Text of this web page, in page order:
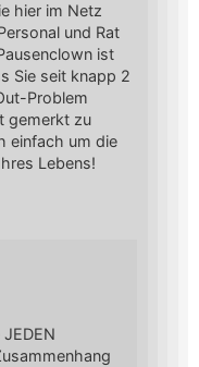
hier im Netz
und Rat
ist
Sie seit knapp 2
Problem
gemerkt zu
einfach um die
Lebens!